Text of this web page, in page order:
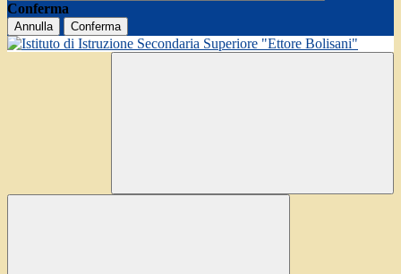
Conferma
Annulla Conferma